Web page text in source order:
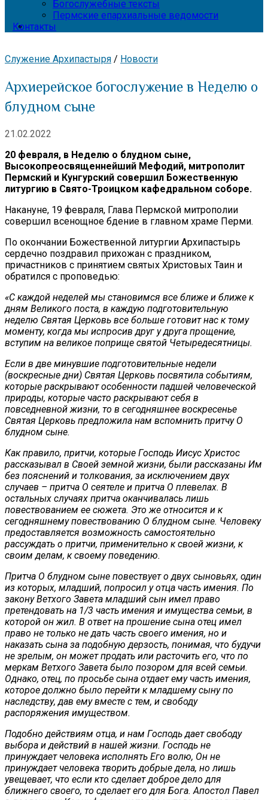
Богослужебные тексты
Пермские епархиальные ведомости
Контакты
Служение Архипастыря / Новости
Архиерейское богослужение в Неделю о
блудном сыне
21.02.2022
20 февраля, в Неделю о блудном сыне,
Высокопреосвященнейший Мефодий, митрополит
Пермский и Кунгурский совершил Божественную
литургию в Свято-Троицком кафедральном соборе.
Накануне, 19 февраля, Глава Пермской митрополии
совершил всенощное бдение в главном храме Перми.
По окончании Божественной литургии Архипастырь
сердечно поздравил прихожан с праздником,
причастников с принятием святых Христовых Таин и
обратился с проповедью:
«С каждой неделей мы становимся все ближе и ближе к
дням Великого поста, в каждую подготовительную
неделю Святая Церковь все больше готовит нас к тому
моменту, когда мы испросив друг у друга прощение,
вступим на великое поприще святой Четыредесятницы.
Если в две минувшие подготовительные недели
(воскресные дни) Святая Церковь посвятила событиям,
которые раскрывают особенности падшей человеческой
природы, которые часто раскрывают себя в
повседневной жизни, то в сегодняшнее воскресенье
Святая Церковь предложила нам вспомнить притчу О
блудном сыне.
Как правило, притчи, которые Господь Иисус Христос
рассказывал в Своей земной жизни, были рассказаны Им
без пояснений и толкования, за исключением двух
случаев – притча О сеятеле и притча О плевелах. В
остальных случаях притча оканчивалась лишь
повествованием ее сюжета. Это же относится и к
сегодняшнему повествованию О блудном сыне. Человеку
предоставляется возможность самостоятельно
рассуждать о притчи, применительно к своей жизни, к
своим делам, к своему поведению.
Притча О блудном сыне повествует о двух сыновьях, один
из которых, младший, попросил у отца часть имения. По
закону Ветхого Завета младший сын имел право
претендовать на 1/3 часть имения и имущества семьи, в
которой он жил. В ответ на прошение сына отец имел
право не только не дать часть своего имения, но и
наказать сына за подобную дерзость, понимая, что будучи
не зрелым, он может продать или расточить его, что по
меркам Ветхого Завета было позором для всей семьи.
Однако, отец, по просьбе сына отдает ему часть имения,
которое должно было перейти к младшему сыну по
наследству, дав ему вместе с тем, и свободу
распоряжения имуществом.
Подобно действиям отца, и нам Господь дает свободу
выбора и действий в нашей жизни. Господь не
принуждает человека исполнять Его волю, Он не
принуждает человека творить добрые дела, но лишь
увещевает, что если кто сделает доброе дело для
ближнего своего, то сделает его для Бога. Апостол Павел